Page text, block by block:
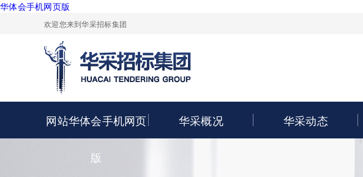
华体会手机网页版
欢迎您来到华采招标集团
网站华体会手机网页
版
华采概况 华采动态